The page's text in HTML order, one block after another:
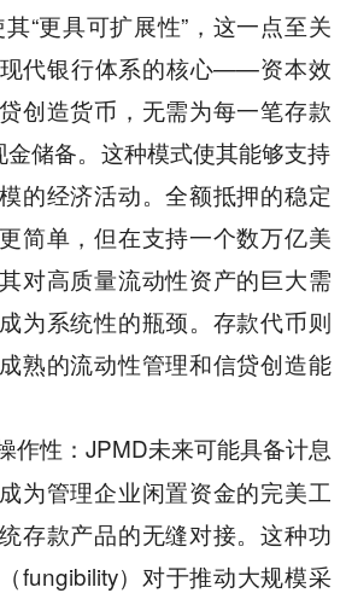
“更具可扩展性”，这一点至关
代银行体系的核心——资本效
创造货币，无需为每一笔存款
储备。这种模式使其能够支持
的经济活动。全额抵押的稳定
简单，但在支持一个数万亿美
对高质量流动性资产的巨大需
为系统性的瓶颈。存款代币则
熟的流动性管理和信贷创造能
作性 ：JPMD未来可能具备计息
为管理企业闲置资金的完美工
存款产品的无缝对接。这种功
fungibility）对于推动大规模采